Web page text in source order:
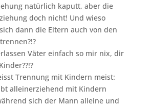
natürlich kaputt, aber die
doch nicht! Und wieso
dann die Eltern auch von den
Väter einfach so mir nix, dir
Trennung mit Kindern meist:
alleinerziehend mit Kindern
sich der Mann alleine und